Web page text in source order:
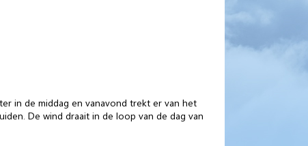
in de middag en vanavond trekt er van het
De wind draait in de loop van de dag van